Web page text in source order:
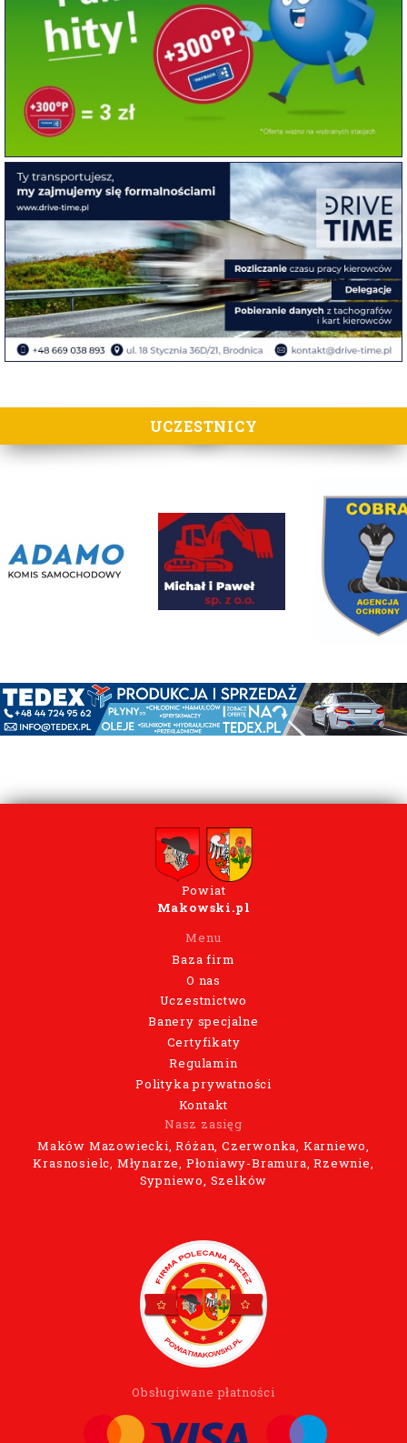
UCZESTNICY
Powiat
Makowski.pl
Menu
Baza firm
O nas
Uczestnictwo
Banery specjalne
Certyfikaty
Regulamin
Polityka prywatności
Kontakt
Nasz zasięg
Maków Mazowiecki, Różan, Czerwonka, Karniewo,
Krasnosielc, Młynarze, Płoniawy-Bramura, Rzewnie,
Sypniewo, Szelków
Obsługiwane płatności